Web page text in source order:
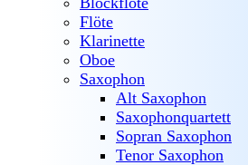
Flöte
Klarinette
Oboe
Saxophon
Alt Saxophon
Saxophonquartett
Sopran Saxophon
Tenor Saxophon